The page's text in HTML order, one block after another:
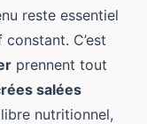
reste essentiel
constant. C’est
prennent tout
salées
nutritionnel,